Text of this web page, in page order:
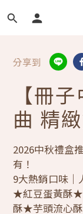
分享到
【冊
曲 精
2026中秋禮盒
有！
9大熱銷口味｜
★紅豆蛋黃酥
酥★芋頭流心